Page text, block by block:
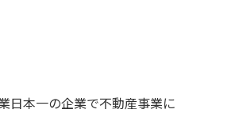
日本一の企業で不動産事業に